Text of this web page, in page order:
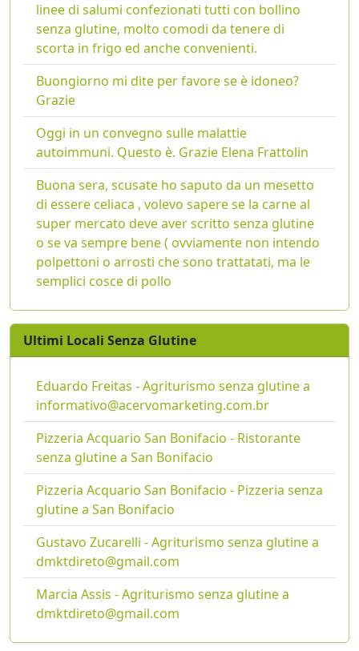
linee di salumi confezionati tutti con bollino
senza glutine, molto comodi da tenere di
scorta in frigo ed anche convenienti.
Buongiorno mi dite per favore se è idoneo?
Grazie
Oggi in un convegno sulle malattie
autoimmuni. Questo è. Grazie Elena Frattolin
Buona sera, scusate ho saputo da un mesetto
di essere celiaca , volevo sapere se la carne al
super mercato deve aver scritto senza glutine
o se va sempre bene ( ovviamente non intendo
polpettoni o arrosti che sono trattatati, ma le
semplici cosce di pollo
Ultimi Locali Senza Glutine
Eduardo Freitas - Agriturismo senza glutine a
informativo@acervomarketing.com.br
Pizzeria Acquario San Bonifacio - Ristorante
senza glutine a San Bonifacio
Pizzeria Acquario San Bonifacio - Pizzeria senza
glutine a San Bonifacio
Gustavo Zucarelli - Agriturismo senza glutine a
dmktdireto@gmail.com
Marcia Assis - Agriturismo senza glutine a
dmktdireto@gmail.com